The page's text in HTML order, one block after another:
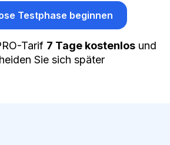
Testphase beginnen
Tarif 7 Tage kostenlos und
Sie sich später